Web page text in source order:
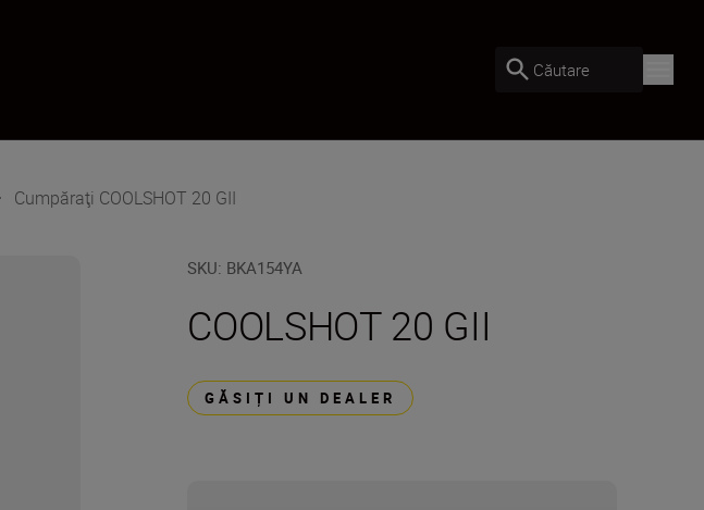
Căutare
Cumpăraţi COOLSHOT 20 GII
SKU: BKA154YA
COOLSHOT 20 GII
GĂSIȚI UN DEALER